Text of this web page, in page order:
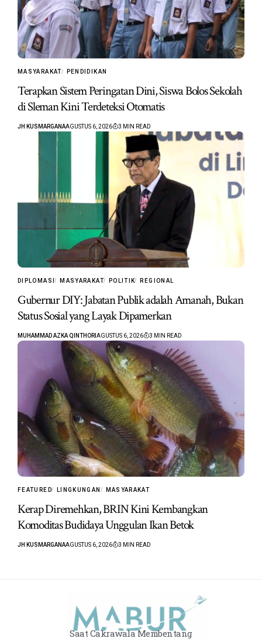
MASYARAKAT PENDIDIKAN
Terapkan Sistem Peringatan Dini, Siswa Bolos Sekolah
di Sleman Kini Terdeteksi Otomatis
JH KUSMARGANAAGUSTUS 6, 2026 3 MIN READ
DIPLOMASI MASYARAKAT POLITIK REGIONAL
Gubernur DIY: Jabatan Publik adalah Amanah, Bukan
Status Sosial yang Layak Dipamerkan
MUHAMMAD AZKA QINTHORI AGUSTUS 6, 2026 3 MIN READ
FEATURED LINGKUNGAN MASYARAKAT
Kerap Diremehkan, BRIN Kini Kembangkan
Komoditas Budidaya Unggulan Ikan Betok
JH KUSMARGANAAGUSTUS 6, 2026 3 MIN READ
Saat Cakrawala Membentang